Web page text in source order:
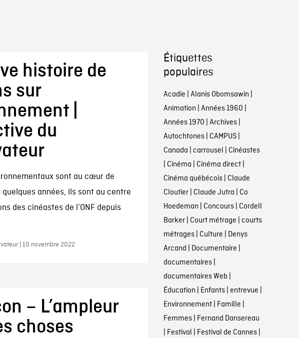
histoire de
sur
|
du
sont au cœur de
quelques années, ils sont au centre
des cinéastes de l’ONF depuis
| 10 novembre 2022
– L’ampleur
choses
Étiquettes
populaires
Acadie | Alanis Obomsawin |
Animation | Années 1960 |
Années 1970 | Archives|
Autochtones| CAMPUS|
Canada | carrousel | Cinéastes
| Cinéma | Cinéma direct|
Cinéma québécois| Claude
Cloutier| Claude Jutra | Co
Hoedeman | Concours| Cordell
Barker| Court métrage | courts
métrages| Culture | Denys
Arcand | Documentaire |
documentaires|
documentaires Web |
Éducation | Enfants| entrevue |
Environnement| Famille |
Femmes| Fernand Dansereau
| Festival | Festival de Cannes|